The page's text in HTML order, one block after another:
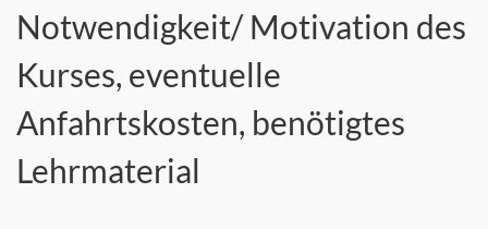
Notwendigkeit/ Motivation des
Kurses, eventuelle
Anfahrtskosten, benötigtes
Lehrmaterial